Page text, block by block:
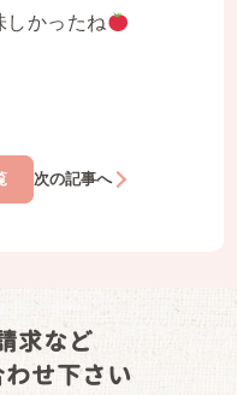
しかったね
次の記事へ
求など
せ下さい